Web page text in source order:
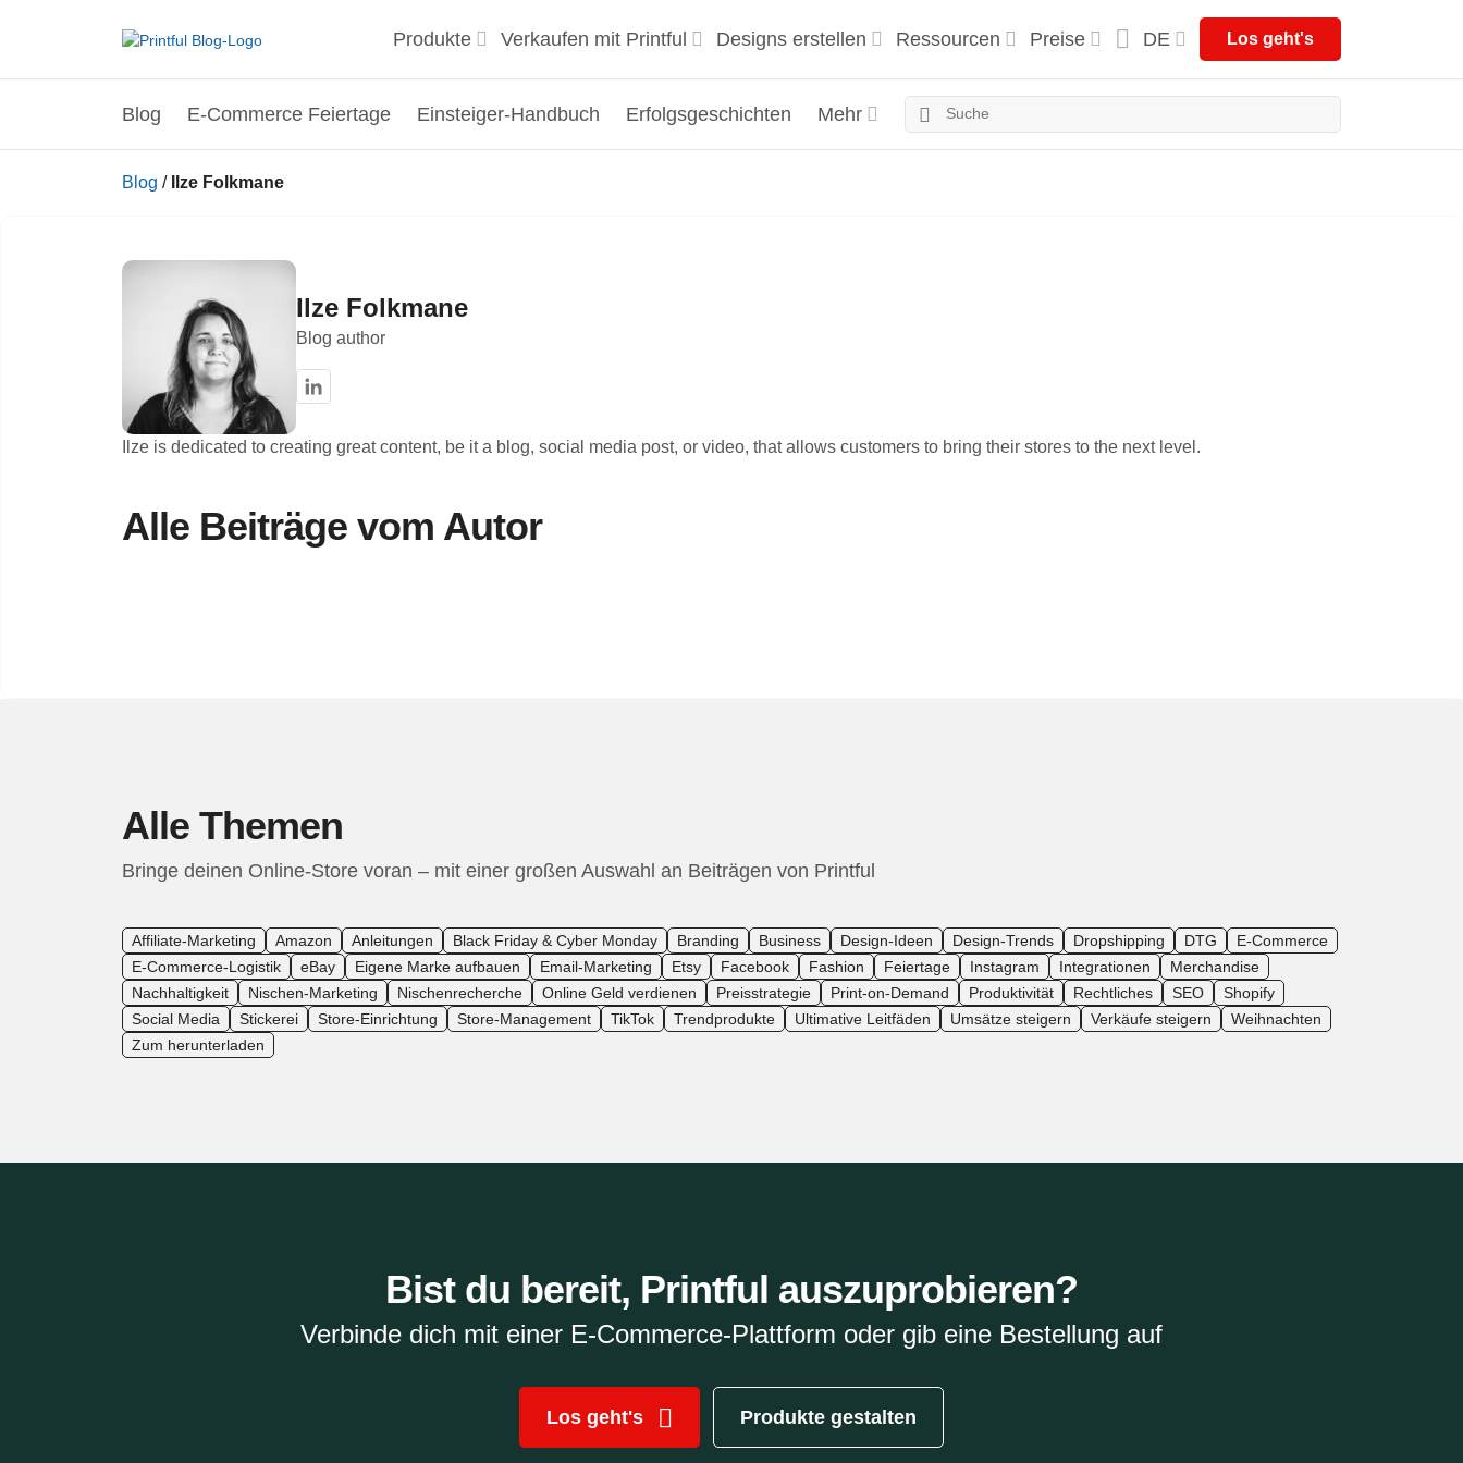
Produkte Verkaufen mit Printful Designs erstellen Ressourcen Preise DE Los geht's
Blog E-Commerce Feiertage Einsteiger-Handbuch Erfolgsgeschichten Mehr
Blog / Ilze Folkmane
Ilze Folkmane
Blog author
Ilze is dedicated to creating great content, be it a blog, social media post, or video, that allows customers to bring their stores to the next level.
Alle Beiträge vom Autor
Alle Themen
Bringe deinen Online-Store voran – mit einer großen Auswahl an Beiträgen von Printful
Affiliate-Marketing Amazon Anleitungen Black Friday & Cyber Monday Branding Business Design-Ideen Design-Trends Dropshipping DTG
E-Commerce
E-Commerce-Logistik
eBay Eigene Marke aufbauen Email-Marketing Etsy Facebook Fashion Feiertage Instagram Integrationen
Merchandise
Nachhaltigkeit
Nischen-Marketing Nischenrecherche Online Geld verdienen Preisstrategie Print-on-Demand Produktivität Rechtliches SEO
Shopify
Social Media
Stickerei Store-Einrichtung Store-Management TikTok Trendprodukte Ultimative Leitfäden Umsätze steigern Verkäufe steigern
Weihnachten
Zum herunterladen
Bist du bereit, Printful auszuprobieren?
Verbinde dich mit einer E-Commerce-Plattform oder gib eine Bestellung auf
Los geht's Produkte gestalten